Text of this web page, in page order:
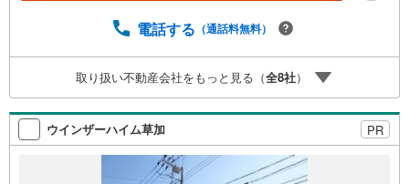
「見え方」などもしっかり確認できます・リモート相談は
ャルプランナーと1対1で・バーチャル背景でプライバシー
も安心・忙しいパートナーに変わって予め確認も・別々の
場所から家族みんなで参加もできます・お気軽にご相談下
さい～営業時間～9:30～18:30こちらのお時間でしたらお電
話でのお問合せがスムーズですお気軽にお問合せください
電話する （通話料無料）
取り扱い不動産会社をもっと見る（全8社）
ウインザーハイム草加 PR